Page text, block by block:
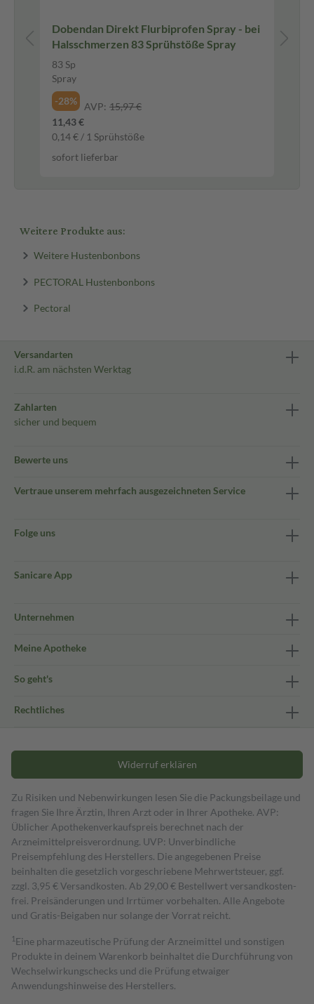
Dobendan Direkt Flurbiprofen Spray - bei
Halsschmerzen 83 Sprühstöße Spray
83 Sp
Spray
-28%
AVP: 15,97 €
11,43 €
0,14 € / 1 Sprühstöße
sofort lieferbar
Weitere Produkte aus:
Weitere Hustenbonbons
PECTORAL Hustenbonbons
Pectoral
Versandarten
i.d.R. am nächsten Werktag
Zahlarten
sicher und bequem
Bewerte uns
Vertraue unserem mehrfach ausgezeichneten Service
Folge uns
Sanicare App
Unternehmen
Meine Apotheke
So geht's
Rechtliches
Widerruf erklären
Zu Risiken und Nebenwirkungen lesen Sie die Packungsbeilage und
fragen Sie Ihre Ärztin, Ihren Arzt oder in Ihrer Apotheke. AVP:
Üblicher Apothekenverkaufspreis berechnet nach der
Arzneimittelpreisverordnung. UVP: Unverbindliche
Preisempfehlung des Herstellers. Die angegebenen Preise
beinhalten die gesetzlich vorgeschriebene Mehrwertsteuer, ggf.
zzgl. 3,95 € Versandkosten. Ab 29,00 € Bestell­wert versand­kosten­
frei. Preisänderungen und Irrtümer vorbehalten. Alle Angebote
und Gratis-Beigaben nur solange der Vorrat reicht.
1 Eine pharmazeutische Prüfung der Arzneimittel und sonstigen
Produkte in deinem Warenkorb beinhaltet die Durchführung von
Wechselwirkungschecks und die Prüfung etwaiger
Anwendungshinweise des Herstellers.